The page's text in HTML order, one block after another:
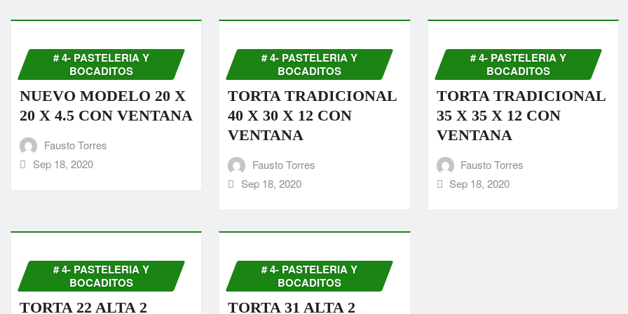
# 4- PASTELERIA Y
BOCADITOS
NUEVO MODELO 20 X
20 X 4.5 CON VENTANA
Fausto Torres
Sep 18, 2020
# 4- PASTELERIA Y
BOCADITOS
TORTA TRADICIONAL
40 X 30 X 12 CON
VENTANA
Fausto Torres
Sep 18, 2020
# 4- PASTELERIA Y
BOCADITOS
TORTA TRADICIONAL
35 X 35 X 12 CON
VENTANA
Fausto Torres
Sep 18, 2020
# 4- PASTELERIA Y
BOCADITOS
TORTA 22 ALTA 2
# 4- PASTELERIA Y
BOCADITOS
TORTA 31 ALTA 2